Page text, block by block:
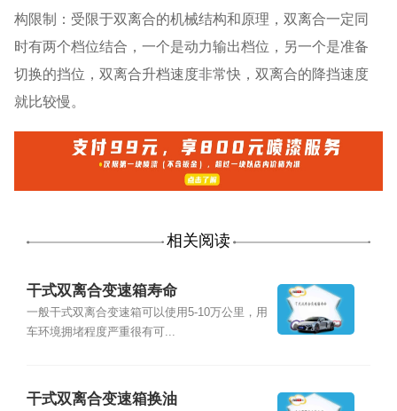
构限制：受限于双离合的机械结构和原理，双离合一定同
时有两个档位结合，一个是动力输出档位，另一个是准备
切换的挡位，双离合升档速度非常快，双离合的降挡速度
就比较慢。
相关阅读
干式双离合变速箱寿命
一般干式双离合变速箱可以使用5-10万公里，用
车环境拥堵程度严重很有可...
干式双离合变速箱换油